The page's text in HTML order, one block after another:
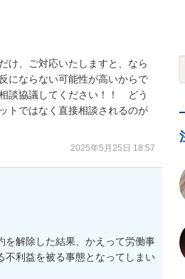
け、ご対応いたしますと、なら
にならない可能性が高いからで
談協議してください！！　どう
トではなく直接相談されるのが
2025年5月25日 18:57
を解除した結果、かえって労働事
不利益を被る事態となってしまい